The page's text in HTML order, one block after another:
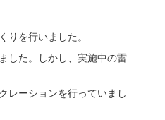
りを行いました。
した。しかし、実施中の雷
レーションを行っていまし